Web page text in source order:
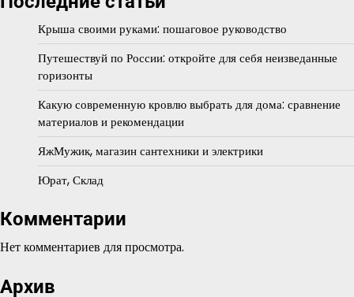
Крыша своими руками: пошаговое руководство
Путешествуй по России: откройте для себя неизведанные
горизонты
Какую современную кровлю выбрать для дома: сравнение
материалов и рекомендации
ЯжМужик, магазин сантехники и электрики
Юрат, Склад
Комментарии
Нет комментариев для просмотра.
Архив